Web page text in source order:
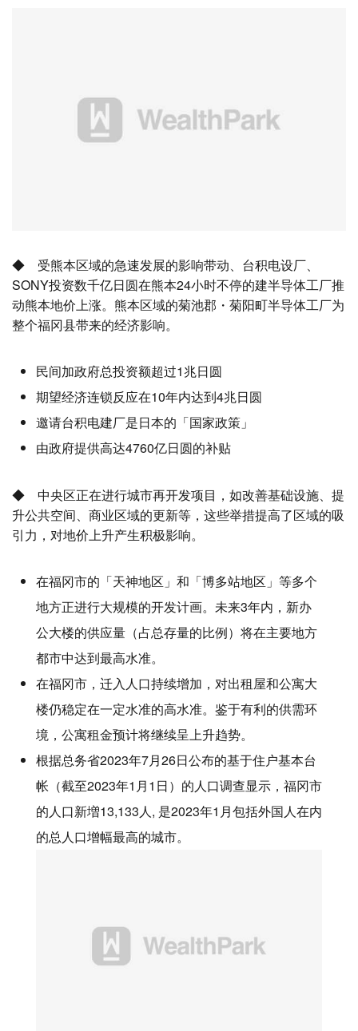
◆ 受熊本区域的急速发展的影响带动、台积电设厂、
SONY投资数千亿日圆在熊本24小时不停的建半导体工厂推
动熊本地价上涨。熊本区域的菊池郡・菊阳町半导体工厂为
整个福冈县带来的经济影响。
民间加政府总投资额超过1兆日圆
期望经济连锁反应在10年内达到4兆日圆
邀请台积电建厂是日本的「国家政策」
由政府提供高达4760亿日圆的补贴
◆ 中央区正在进行城市再开发项目，如改善基础设施、提
升公共空间、商业区域的更新等，这些举措提高了区域的吸
引力，对地价上升产生积极影响。
在福冈市的「天神地区」和「博多站地区」等多个
地方正进行大规模的开发计画。未来3年内，新办
公大楼的供应量（占总存量的比例）将在主要地方
都市中达到最高水准。
在福冈市，迁入人口持续增加，对出租屋和公寓大
楼仍稳定在一定水准的高水准。鉴于有利的供需环
境，公寓租金预计将继续呈上升趋势。
根据总务省2023年7月26日公布的基于住户基本台
帐（截至2023年1月1日）的人口调查显示，福冈市
的人口新増13,133人, 是2023年1月包括外国人在内
的总人口增幅最高的城市。